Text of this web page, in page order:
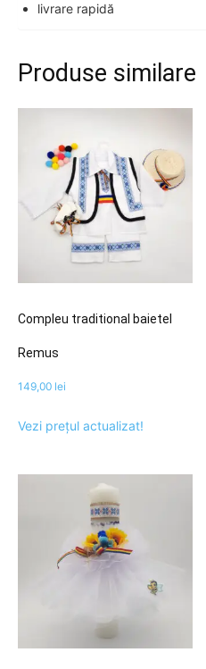
livrare rapidă
Produse similare
Compleu traditional baietel
Remus
149,00 lei
Vezi prețul actualizat!